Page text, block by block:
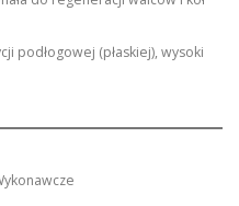
podłogowej (płaskiej), wysoki